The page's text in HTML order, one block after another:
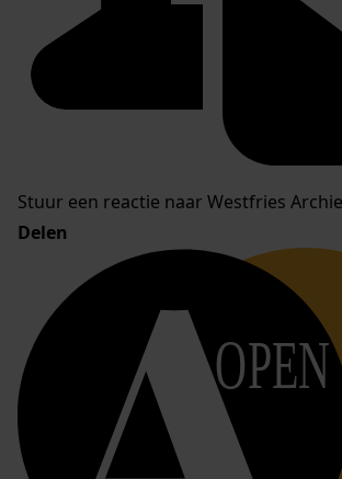
Stuur een reactie naar Westfries
Delen
OPEN